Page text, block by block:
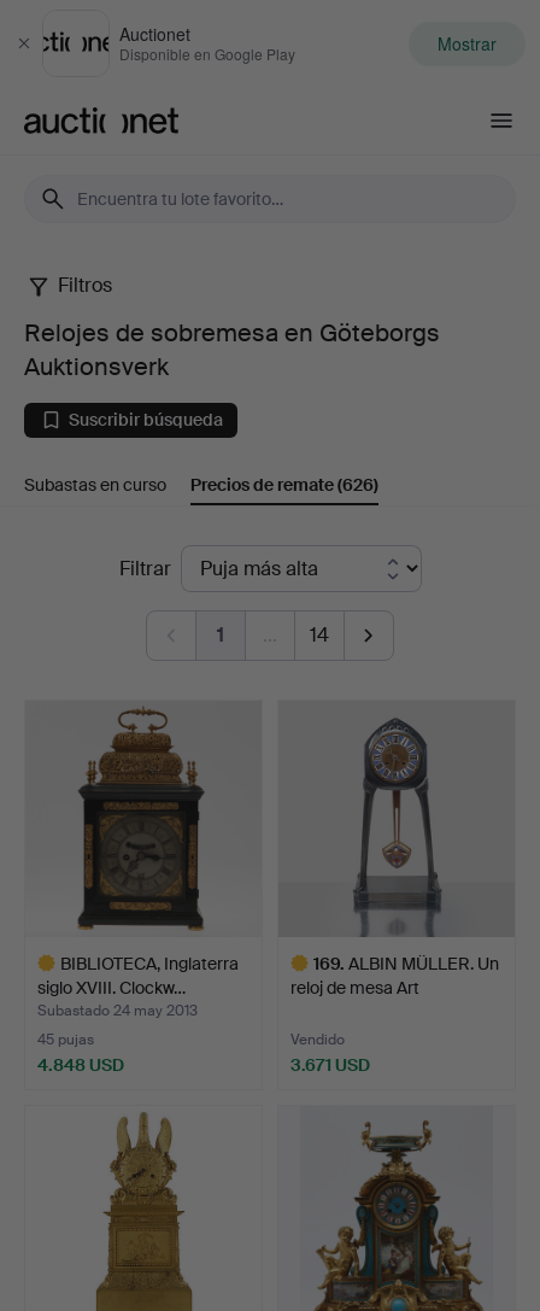
Cerrar
Auctionet
Disponible en Google Play Mostrar
Relojes
de
sobremesa
en
Auktionsverk
Filtros
Relojes de sobremesa en Göteborgs
Auktionsverk
Suscribir búsqueda
Subastas en curso Precios de remate(626)
Filtrar
1 … 14
BIBLIOTECA, Inglaterra
siglo XVIII. Clockw…
Subastado 24 may 2013
45 pujas
4.848 USD
seleccionado
169. ALBIN MÜLLER. Un
reloj de mesa Art
Vendido
3.671 USD
seleccionado